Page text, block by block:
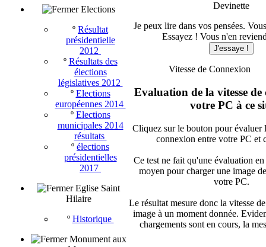
Elections
º Résultat
présidentielle
2012
º Résultats des
élections
législatives 2012
º Elections
européennes 2014
º Elections
municipales 2014
résultats
º élections
présidentielles
2017
Eglise Saint
Hilaire
º Historique
Monument aux
Devinette
Je peux lire dans vos pensées.
Essayez ! Vous n'en
J'essaye !
Vitesse de Connexion
Evaluation de la vitesse de
votre PC à ce
Cliquez sur le bouton pour évaluer
connexion entre votre PC et
Ce test ne fait qu'une évaluation
moyen pour charger une image
votre PC.
Le résultat mesure donc la vitesse
image à un moment donnée.
chargements sont en cours, la